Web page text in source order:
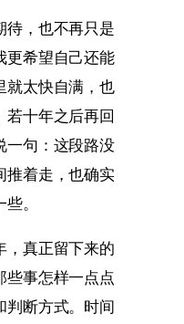
待，也不再只是
更希望自己还能
就太快自满，也
若十年之后再回
一句：这段路没
推着走，也确实
。
，真正留下来的
些事怎样一点点
判断方式。时间